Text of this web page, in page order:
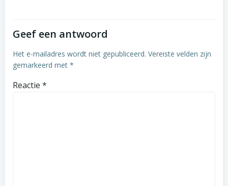
Geef een antwoord
Het e-mailadres wordt niet gepubliceerd. Vereiste velden zijn
gemarkeerd met *
Reactie *